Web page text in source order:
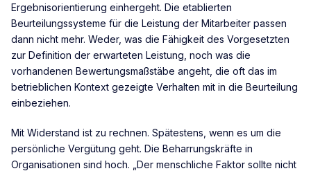
Ergebnisorientierung einhergeht. Die etablierten
Beurteilungssysteme für die Leistung der Mitarbeiter passen
dann nicht mehr. Weder, was die Fähigkeit des Vorgesetzten
zur Definition der erwarteten Leistung, noch was die
vorhandenen Bewertungsmaßstäbe angeht, die oft das im
betrieblichen Kontext gezeigte Verhalten mit in die Beurteilung
einbeziehen.
Mit Widerstand ist zu rechnen. Spätestens, wenn es um die
persönliche Vergütung geht. Die Beharrungskräfte in
Organisationen sind hoch. „Der menschliche Faktor sollte nicht